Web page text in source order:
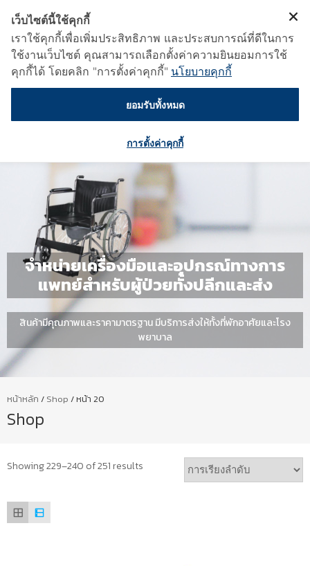
จำหน่ายเครื่องมือและอุปกรณ์ทางการ
แพทย์สำหรับผู้ป่วยทั้งปลีกและส่ง
สินค้ามีคุณภาพและราคามาตรฐาน มีบริการส่งให้ทั้งที่พักอาศัยและโรง
พยาบาล
หน้าหลัก / Shop / หน้า 20
Shop
Showing 229–240 of 251 results
เว็บไซต์นี้ใช้คุกกี้
เราใช้คุกกี้เพื่อเพิ่มประสิทธิภาพ และประสบการณ์ที่ดีในการ
ใช้งานเว็บไซต์ คุณสามารถเลือกตั้งค่าความยินยอมการใช้
คุกกี้ได้ โดยคลิก "การตั้งค่าคุกกี้" นโยบายคุกกี้
ยอมรับทั้งหมด
การตั้งค่าคุกกี้